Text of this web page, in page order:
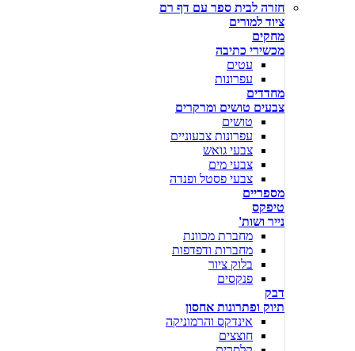
חזרה לבית ספר עם דף רם
ציוד למורים
מחקים
מכשירי כתיבה
עטים
עפרונות
מחדדים
צבעים טושים ומרקרים
טושים
עפרונות צבעוניים
צבעי גואש
צבעי מים
צבעי פסטל ופנדה
מספריים
טיפקס
נייר ושות'
מחברת מכוונת
מחברות ודפדפות
בלוק ציור
פנקסים
דבק
תיוק ופתרונות אחסון
אינדקס והרמוניקה
חוצצים